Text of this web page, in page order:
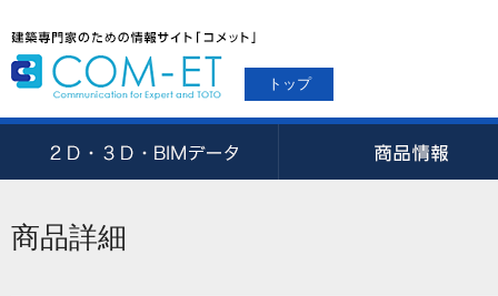
トップ
商品詳細